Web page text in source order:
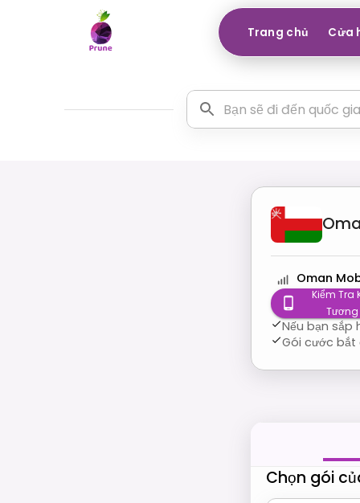
Trang chủ Cửa
Oman
Kiểm Tra
Nếu bạn sắp
Gói cước bắt
Chọn gói